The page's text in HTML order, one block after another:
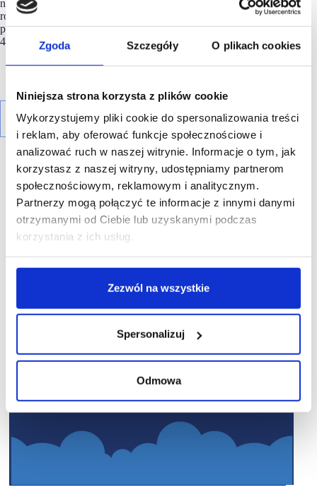
Zgoda Szczegóły O plikach cookies
Niniejsza strona korzysta z plików cookie
Wykorzystujemy pliki cookie do spersonalizowania treści
i reklam, aby oferować funkcje społecznościowe i
analizować ruch w naszej witrynie. Informacje o tym, jak
korzystasz z naszej witryny, udostępniamy partnerom
społecznościowym, reklamowym i analitycznym.
Partnerzy mogą połączyć te informacje z innymi danymi
otrzymanymi od Ciebie lub uzyskanymi podczas
korzystania z ich usług.
Zezwól na wszystkie
Spersonalizuj
Odmowa
na terenie całej Polski, z obrotem ponad 2,7 mld złotych
rocznie. Sklepy sieci
odwiedza miesięcznie
ponad 6 mln Klientów. Obecnie POLOmarket daje zatrudnienie
4300 osobom.
R E K L A M A